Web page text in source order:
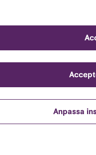
på Teknikbyggarna
ungdomarna
Där visade
lyckat och att eleverna
i vår framtid.
under våren med en
vara färdiga våren 2025.
Anpassa